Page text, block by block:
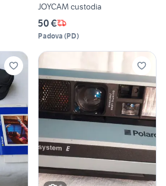
JOYCAM custodia
50 €
Padova (PD)